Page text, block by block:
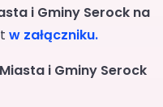
i Gminy Serock na
w załączniku.
i Gminy Serock